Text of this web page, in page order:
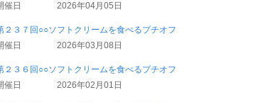
催日
2026年04月05日
２３７回○○ソフトクリームを食べるプチオフ
催日
2026年03月08日
２３６回○○ソフトクリームを食べるプチオフ
催日
2026年02月01日